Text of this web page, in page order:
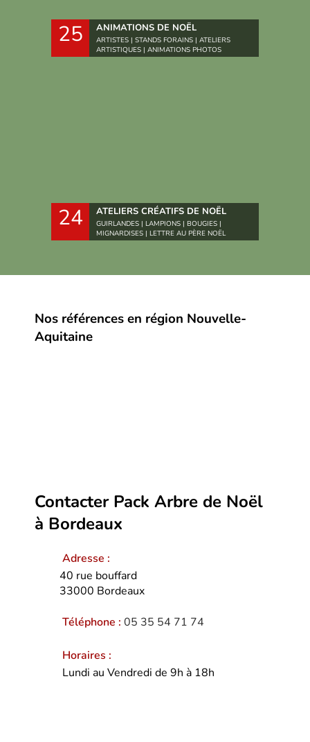
25 ANIMATIONS DE NOËL
ARTISTES | STANDS FORAINS | ATELIERS
ARTISTIQUES | ANIMATIONS PHOTOS
24 ATELIERS CRÉATIFS DE NOËL
GUIRLANDES | LAMPIONS | BOUGIES |
MIGNARDISES | LETTRE AU PÈRE NOËL
Nos références en région Nouvelle-
Aquitaine
Contacter Pack Arbre de Noël
à Bordeaux
Adresse :
40 rue bouffard
33000 Bordeaux
Téléphone : 05 35 54 71 74
Horaires :
Lundi au Vendredi de 9h à 18h